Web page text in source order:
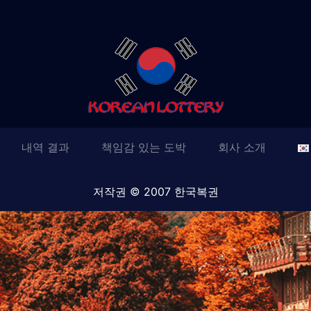
내역 결과 책임감 있는 도박 회사 소개
저작권 © 2007 한국복권